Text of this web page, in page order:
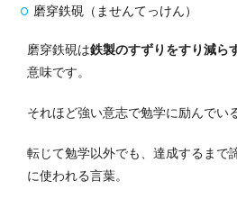
磨穿鉄硯（ませんてっけん）
磨穿鉄硯は鉄製のすずりをすり減ら
意味です。
それほど強い意志で勉学に励んでい
転じて勉学以外でも、達成するまで
に使われる言葉。